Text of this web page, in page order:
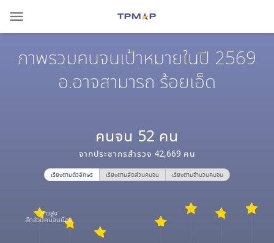
menu
ภาพรวมคนจนเป้าหมายในปี 2569
อ.อาจสามารถ ร้อยเอ็ด
คนจน 52 คน
จากประชากรสำรวจ 42,669 คน
เรียงตามตัวอักษร เรียงตามสัดส่วนคนจน เรียงตามจำนวนคนจน
ดาวสูง
สัดส่วนคนจนน้อย